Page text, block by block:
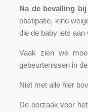
Na de bevalling
obstipatie, kind
die de baby iets aan
Vaak zien we
gebeurtenissen in
Niet met alle hier
De oorzaak voor